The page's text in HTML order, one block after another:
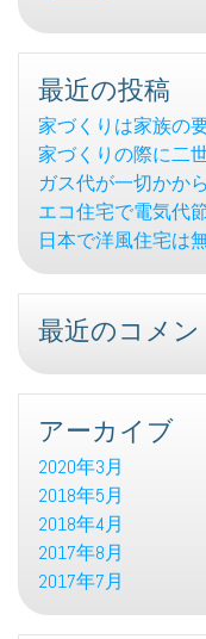
最近の投稿
家づくりは家族の
家づくりの際に二
ガス代が一切かか
エコ住宅で電気代
日本で洋風住宅は
最近のコメン
アーカイブ
2020年3月
2018年5月
2018年4月
2017年8月
2017年7月